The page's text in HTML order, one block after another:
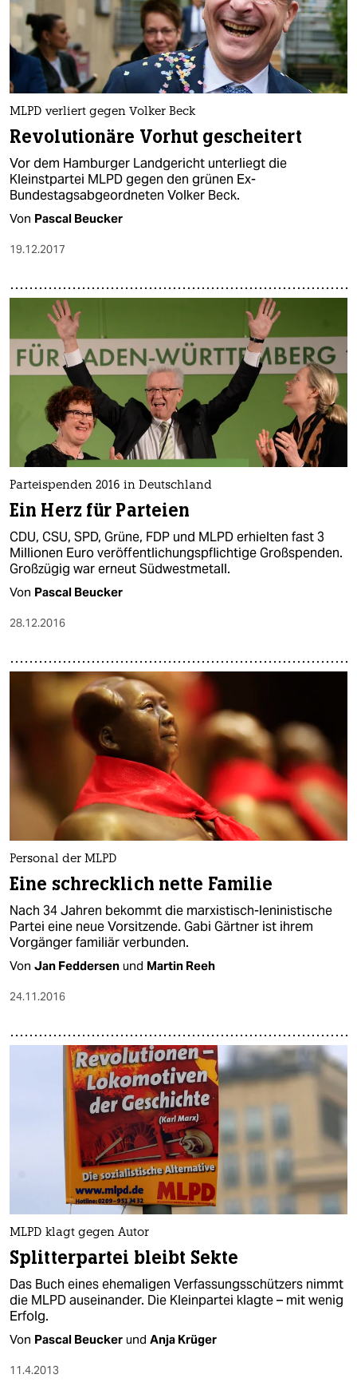
MLPD verliert gegen Volker Beck
Revolutionäre Vorhut gescheitert
Vor dem Hamburger Landgericht unterliegt die
Kleinstpartei MLPD gegen den grünen Ex-
Bundestagsabgeordneten Volker Beck.
Von Pascal Beucker
19.12.2017
Parteispenden 2016 in Deutschland
Ein Herz für Parteien
CDU, CSU, SPD, Grüne, FDP und MLPD erhielten fast 3
Millionen Euro veröffentlichungspflichtige Großspenden.
Großzügig war erneut Südwestmetall.
Von Pascal Beucker
28.12.2016
Personal der MLPD
Eine schrecklich nette Familie
Nach 34 Jahren bekommt die marxistisch-leninistische
Partei eine neue Vorsitzende. Gabi Gärtner ist ihrem
Vorgänger familiär verbunden.
Von Jan Feddersen und Martin Reeh
24.11.2016
MLPD klagt gegen Autor
Splitterpartei bleibt Sekte
Das Buch eines ehemaligen Verfassungsschützers nimmt
die MLPD auseinander. Die Kleinpartei klagte – mit wenig
Erfolg.
Von Pascal Beucker und Anja Krüger
11.4.2013